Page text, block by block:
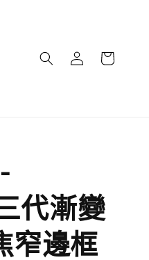
代漸變
窄邊框